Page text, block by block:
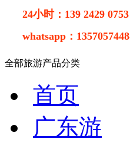
24小时： 139 2429
whatsapp：
全部旅游产品分类
首页
广东游